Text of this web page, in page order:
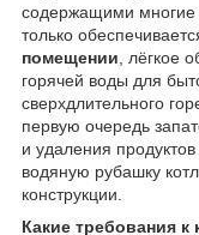
содержащими многие
только
помещении , лёгкое
горячей воды для
сверхдлительного
первую очередь
и удаления
водяную рубашку
конструкции.
Какие требования к